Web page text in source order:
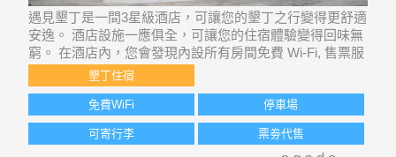
遇見墾丁是一間3星級酒店，可讓您的墾丁之行變得更舒適
安逸。 酒店設施一應俱全，可讓您的住宿體驗變得回味無
窮。 在酒店內，您會發現內設所有房間免費 Wi-Fi, 售票服
務, 特快入住/退房, 行李寄存, 公共 Wi-Fi等設施。 客房舒
適溫馨，內裡或設平面電視, 無線網絡, 無線網絡 (免費), 禁
墾丁住宿
免費WiFi 停車場
可寄行李 票劵代售